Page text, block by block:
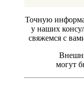
Точную
у наших
свяжемся с
могут